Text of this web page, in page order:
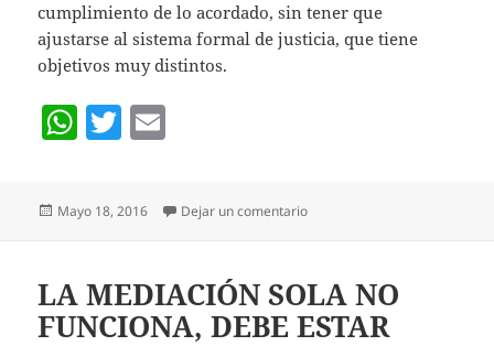
cumplimiento de lo acordado, sin tener que
ajustarse al sistema formal de justicia, que tiene
objetivos muy distintos.
W
s
p
p
T
er l
Publicado
Mayo 18, 2016 Dejar un comentarioen LA MEDIACIÓN CHILENA
LA MEDIACIÓN SOLA NO
FUNCIONA, DEBE ESTAR